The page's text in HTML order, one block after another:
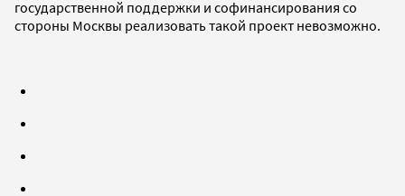
государственной поддержки и софинансирования со
стороны Москвы реализовать такой проект невозможно.